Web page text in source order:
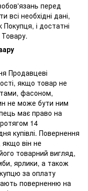
перед
всі необхідні дані,
і достатні
Продавцеві
якщо товар не
фасоном,
не може бути ним
має право на
14
купівлі. Повернення
він не
товарний вигляд,
ярлики, а також
за оплату
поверненню на